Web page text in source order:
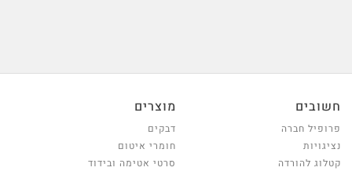
חשובים
פרופיל חברה
נציגויות
קטלוג להורדה
מוצרים
דבקים
חומרי איטום
סרטי אטימה ובידוד